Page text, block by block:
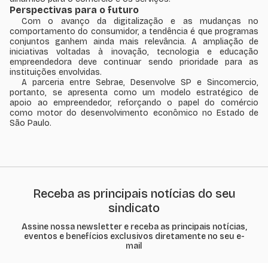
Perspectivas para o futuro
Com o avanço da digitalização e as mudanças no
comportamento do consumidor, a tendência é que programas
conjuntos ganhem ainda mais relevância. A ampliação de
iniciativas voltadas à inovação, tecnologia e educação
empreendedora deve continuar sendo prioridade para as
instituições envolvidas.
A parceria entre Sebrae, Desenvolve SP e Sincomercio,
portanto, se apresenta como um modelo estratégico de
apoio ao empreendedor, reforçando o papel do comércio
como motor do desenvolvimento econômico no Estado de
São Paulo.
Receba as principais notícias do seu
sindicato
Assine nossa newsletter e receba as principais notícias,
eventos e benefícios exclusivos diretamente no seu e-
mail